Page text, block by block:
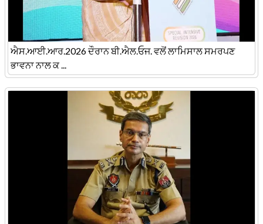
ਐਸ.ਆਈ.ਆਰ.2026 ਦੌਰਾਨ ਬੀ.ਐਲ.ਓਜ. ਵਲੋਂ ਲਾਮਿਸਾਲ ਸਮਰਪਣ
ਭਾਵਨਾ ਨਾਲ ਕ ...